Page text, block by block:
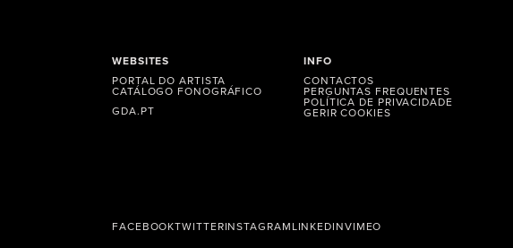
WEBSITES
PORTAL DO ARTISTA
CATÁLOGO FONOGRÁFICO
GDA.PT
INFO
CONTACTOS
PERGUNTAS FREQUENTES
POLÍTICA DE PRIVACIDADE
GERIR COOKIES
FACEBOOKTWITTERINSTAGRAMLINKEDINVIMEO